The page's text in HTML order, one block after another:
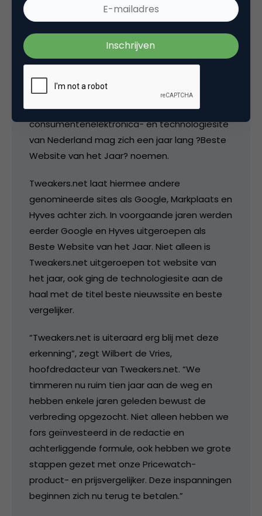
Tweakers.net uitgeroepen tot Beste
Website van het Jaar van Nederland
Amersfoort, 27 november 2009 – Tweakers.net
is donderdagavond tijdens de uitreiking van
de Website van het Jaar-verkiezing als grote
winnaar uit de bus gekomen. De grootste
consumentenelektronica- en technologiesite
van Nederland mag zich een jaar lang ?Beste
Website van het Jaar? noemen.
Tweakers.net laat hiermee andere
genomineerde sites als Google, Markplaats en
Hyves achter zich. In voorgaande jaren werden
eerder Google en Hyves uitgeroepen als
Beste Website van het Jaar. Niet alleen is
Tweakers.net uitgeroepen tot website van
het jaar, ook ging de technologiesite aan de
haal met de titel beste nieuwssite en beste
vergelijker.
“Tweakers.net is uiteraard erg blij met deze
erkenning”, zegt Wilbert de Vries,
hoofdredacteur van Tweakers.net. “We
timmeren nu ruim tien jaar aan de weg en
hebben enkele jaren geleden bewust de
verbreding opgezocht. Niet alleen hebben we
fors geïnvesteerd in de redactie en
achterliggende formule, ook hebben we grote
stappen gezet met onze Pricewatch-
product- en prijsvergelijker. Deze inspanningen
beginnen zich nu terug te betalen.”